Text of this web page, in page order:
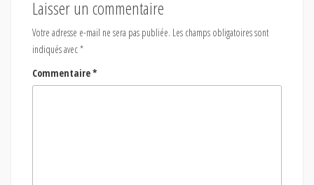
Laisser un commentaire
Votre adresse e-mail ne sera pas publiée. Les champs obligatoires sont
indiqués avec*
Commentaire*